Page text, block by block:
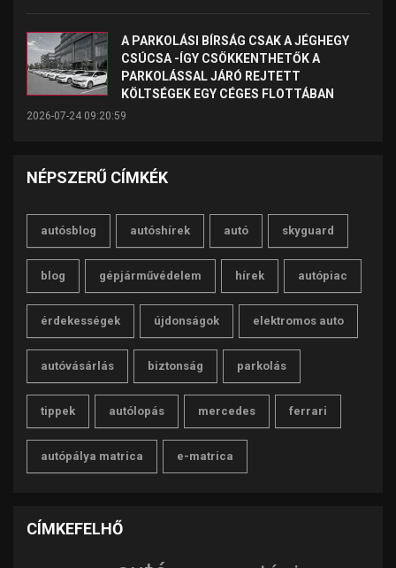
A PARKOLÁSI BÍRSÁG CSAK A JÉGHEGY
CSÚCSA -ÍGY CSÖKKENTHETŐK A
PARKOLÁSSAL JÁRÓ REJTETT
KÖLTSÉGEK EGY CÉGES FLOTTÁBAN
2026-07-24 09:20:59
NÉPSZERŰ CÍMKÉK
autósblog autóshírek autó skyguard
blog gépjárművédelem hírek autópiac
érdekességek újdonságok elektromos auto
autóvásárlás biztonság parkolás
tippek autólopás mercedes ferrari
autópálya matrica e-matrica
CÍMKEFELHŐ